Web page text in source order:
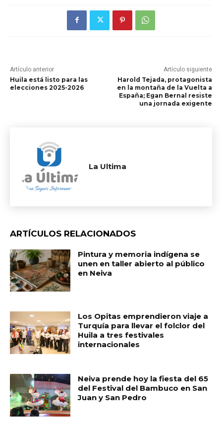
Artículo anterior
Huila está listo para las
elecciones 2025-2026
Artículo siguiente
Harold Tejada, protagonista
en la montaña de la Vuelta a
España; Egan Bernal resiste
una jornada exigente
La Ultima
ARTÍCULOS RELACIONADOS
Pintura y memoria indígena se
unen en taller abierto al público
en Neiva
Los Opitas emprendieron viaje a
Turquía para llevar el folclor del
Huila a tres festivales
internacionales
Neiva prende hoy la fiesta del 65
del Festival del Bambuco en San
Juan y San Pedro